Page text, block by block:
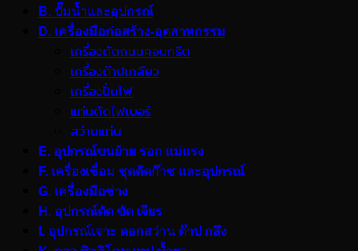
B. ปั๊มน้ำและอุปกรณ์
D. เครื่องมือก่อสร้าง-อุตสาหกรรม
เครื่องตัดถนนคอนกรีต
เครื่องต๊าปเกลียว
เครื่องปั่นไฟ
แท่นตัดไฟเบอร์
สว่านแท่น
E. อุปกรณ์ขนย้าย รอก แม่แรง
F. เครื่องเชื่อม ชุดตัดก๊าซ และอุปกรณ์
G. เครื่องมือช่าง
H. อุปกรณ์ตัด ขัด เจียร
I. อุปกรณ์เจาะ ดอกสว่าน ต๊าป กลึง